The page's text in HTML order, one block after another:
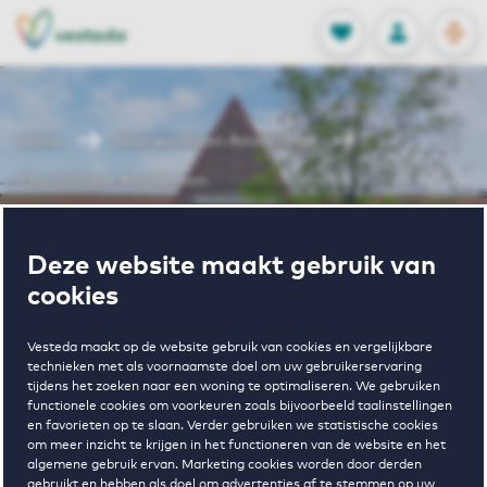
Deze website maakt gebruik van
cookies
Vesteda maakt op de website gebruik van cookies en vergelijkbare
technieken met als voornaamste doel om uw gebruikerservaring
tijdens het zoeken naar een woning te optimaliseren. We gebruiken
functionele cookies om voorkeuren zoals bijvoorbeeld taalinstellingen
en favorieten op te slaan. Verder gebruiken we statistische cookies
om meer inzicht te krijgen in het functioneren van de website en het
algemene gebruik ervan. Marketing cookies worden door derden
FAVORIETEN
Opgeslagen
INLOGGEN
NL
EN
Huurwoningen Amsterdam
Churchilllaan Amsterdam
Wonen in
Churchilllaan
Amsterdam
Regelmatig beschikbaar